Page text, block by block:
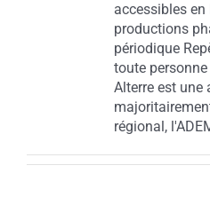
accessibles
productions
périodique
toute
Alterre est une
régional,